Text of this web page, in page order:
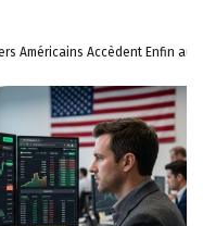
Américains Accèdent Enfin